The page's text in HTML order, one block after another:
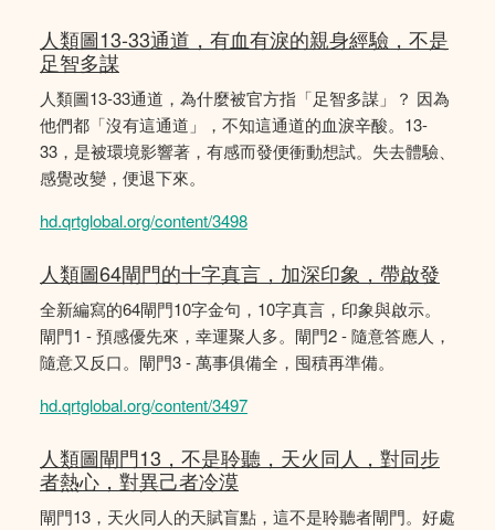
人類圖13-33通道，有血有淚的親身經驗，不是
足智多謀
人類圖13-33通道，為什麼被官方指「足智多謀」？ 因為
他們都「沒有這通道」，不知這通道的血淚辛酸。13-
33，是被環境影響著，有感而發便衝動想試。失去體驗、
感覺改變，便退下來。
hd.qrtglobal.org/content/3498
人類圖64閘門的十字真言，加深印象，帶啟發
全新編寫的64閘門10字金句，10字真言，印象與啟示。
閘門1 - 預感優先來，幸運聚人多。閘門2 - 隨意答應人，
隨意又反口。閘門3 - 萬事俱備全，囤積再準備。
hd.qrtglobal.org/content/3497
人類圖閘門13，不是聆聽，天火同人，對同步
者熱心，對異己者冷漠
閘門13，天火同人的天賦盲點，這不是聆聽者閘門。好處